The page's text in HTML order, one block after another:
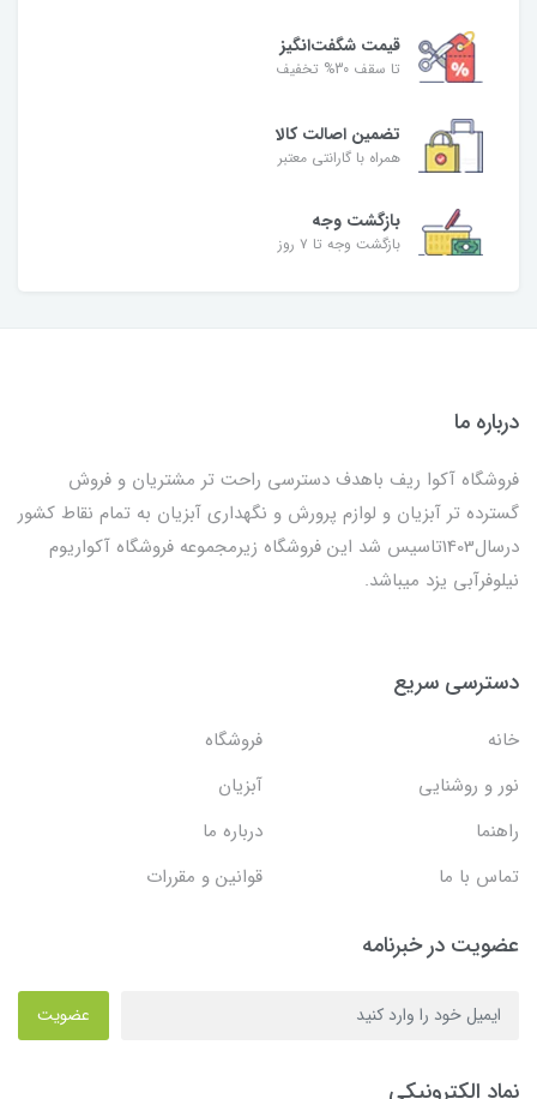
قیمت شگفت‌انگیز
تا سقف 30% تخفیف
تضمین اصالت کالا
همراه با گارانتی معتبر
بازگشت وجه
بازگشت وجه تا ۷ روز
درباره ما
فروشگاه آکوا ریف باهدف دسترسی راحت تر مشتریان و فروش
گسترده تر آبزیان و لوازم پرورش و نگهداری آبزیان به تمام نقاط کشور
درسال1403تاسیس شد این فروشگاه زیرمجموعه فروشگاه آکواریوم
نیلوفرآبی یزد میباشد.
دسترسی سریع
خانه
فروشگاه
نور و روشنایی
آبزیان
راهنما
درباره ما
تماس با ما
قوانین و مقررات
عضویت در خبرنامه
عضویت
نماد الکترونیکی